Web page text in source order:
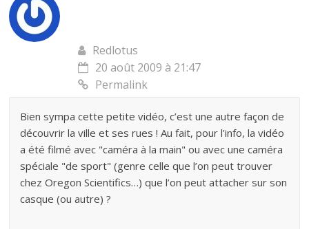
Redlotus
20 août 2009 à 21:47
Permalink
Bien sympa cette petite vidéo, c’est une autre façon de
découvrir la ville et ses rues ! Au fait, pour l’info, la vidéo
a été filmé avec "caméra à la main" ou avec une caméra
spéciale "de sport" (genre celle que l’on peut trouver
chez Oregon Scientifics…) que l’on peut attacher sur son
casque (ou autre) ?